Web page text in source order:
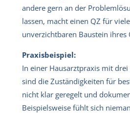
andere gern an der
lassen, macht einen QZ für
unverzichtbaren Baustein ihres
Praxisbeispiel:
In einer Hausarztpraxis mit drei
sind die Zuständigkeiten für
nicht klar geregelt und
Beispielsweise fühlt sich